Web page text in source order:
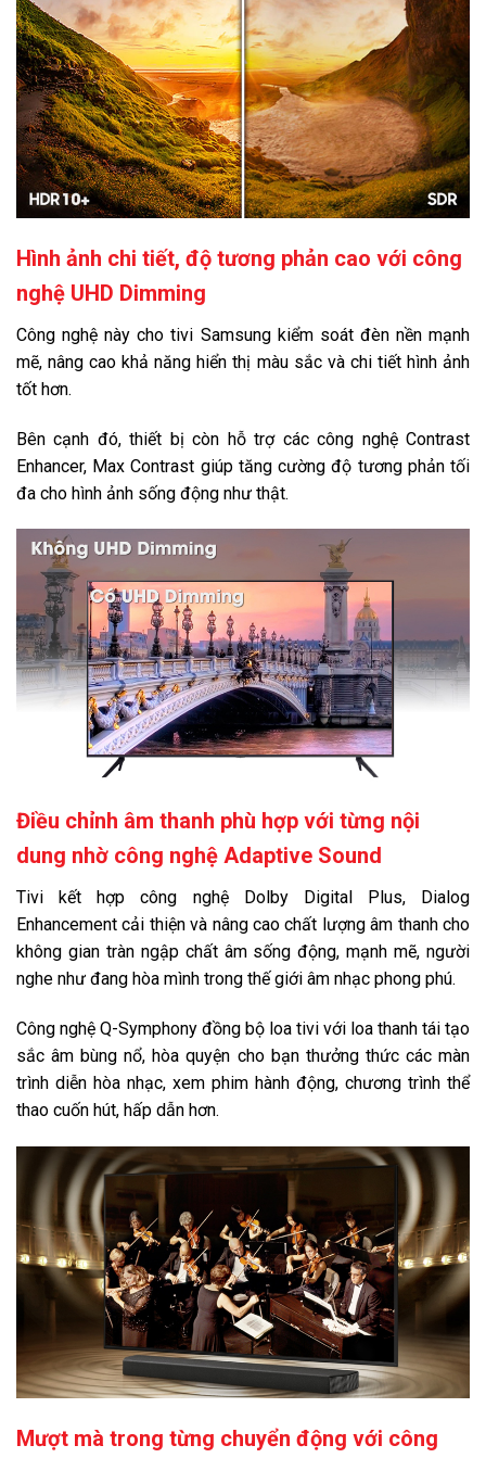
Khối lượng có chân:
30.8 kg
Kích thước không chân, treo tường:
Ngang 167.3 cm - Cao 95.8 cm - Dày 5.9 cm
Chất liệu chân đế:
Nhựa
Chất liệu viền tivi:
Nhựa
Việt Nam
Năm ra mắt:
Hãng:
Samsung.Xem thông tin hãng
Hình ảnh chi tiết, độ tương phản cao với công
nghệ UHD Dimming
Công nghệ này cho tivi Samsung kiểm soát đèn nền mạnh
mẽ, nâng cao khả năng hiển thị màu sắc và chi tiết hình ảnh
tốt hơn.
Bên cạnh đó, thiết bị còn hỗ trợ các công nghệ Contrast
Enhancer, Max Contrast giúp tăng cường độ tương phản tối
đa cho hình ảnh sống động như thật.
Điều chỉnh âm thanh phù hợp với từng nội
dung nhờ công nghệ Adaptive Sound
Tivi kết hợp công nghệ Dolby Digital Plus, Dialog
Enhancement cải thiện và nâng cao chất lượng âm thanh cho
không gian tràn ngập chất âm sống động, mạnh mẽ, người
nghe như đang hòa mình trong thế giới âm nhạc phong phú.
Công nghệ Q-Symphony đồng bộ loa tivi với loa thanh tái tạo
sắc âm bùng nổ, hòa quyện cho bạn thưởng thức các màn
trình diễn hòa nhạc, xem phim hành động, chương trình thể
thao cuốn hút, hấp dẫn hơn.
Mượt mà trong từng chuyển động với công